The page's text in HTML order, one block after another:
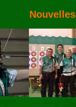
Nouvelles